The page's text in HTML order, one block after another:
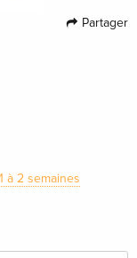
Partager
à 2 semaines